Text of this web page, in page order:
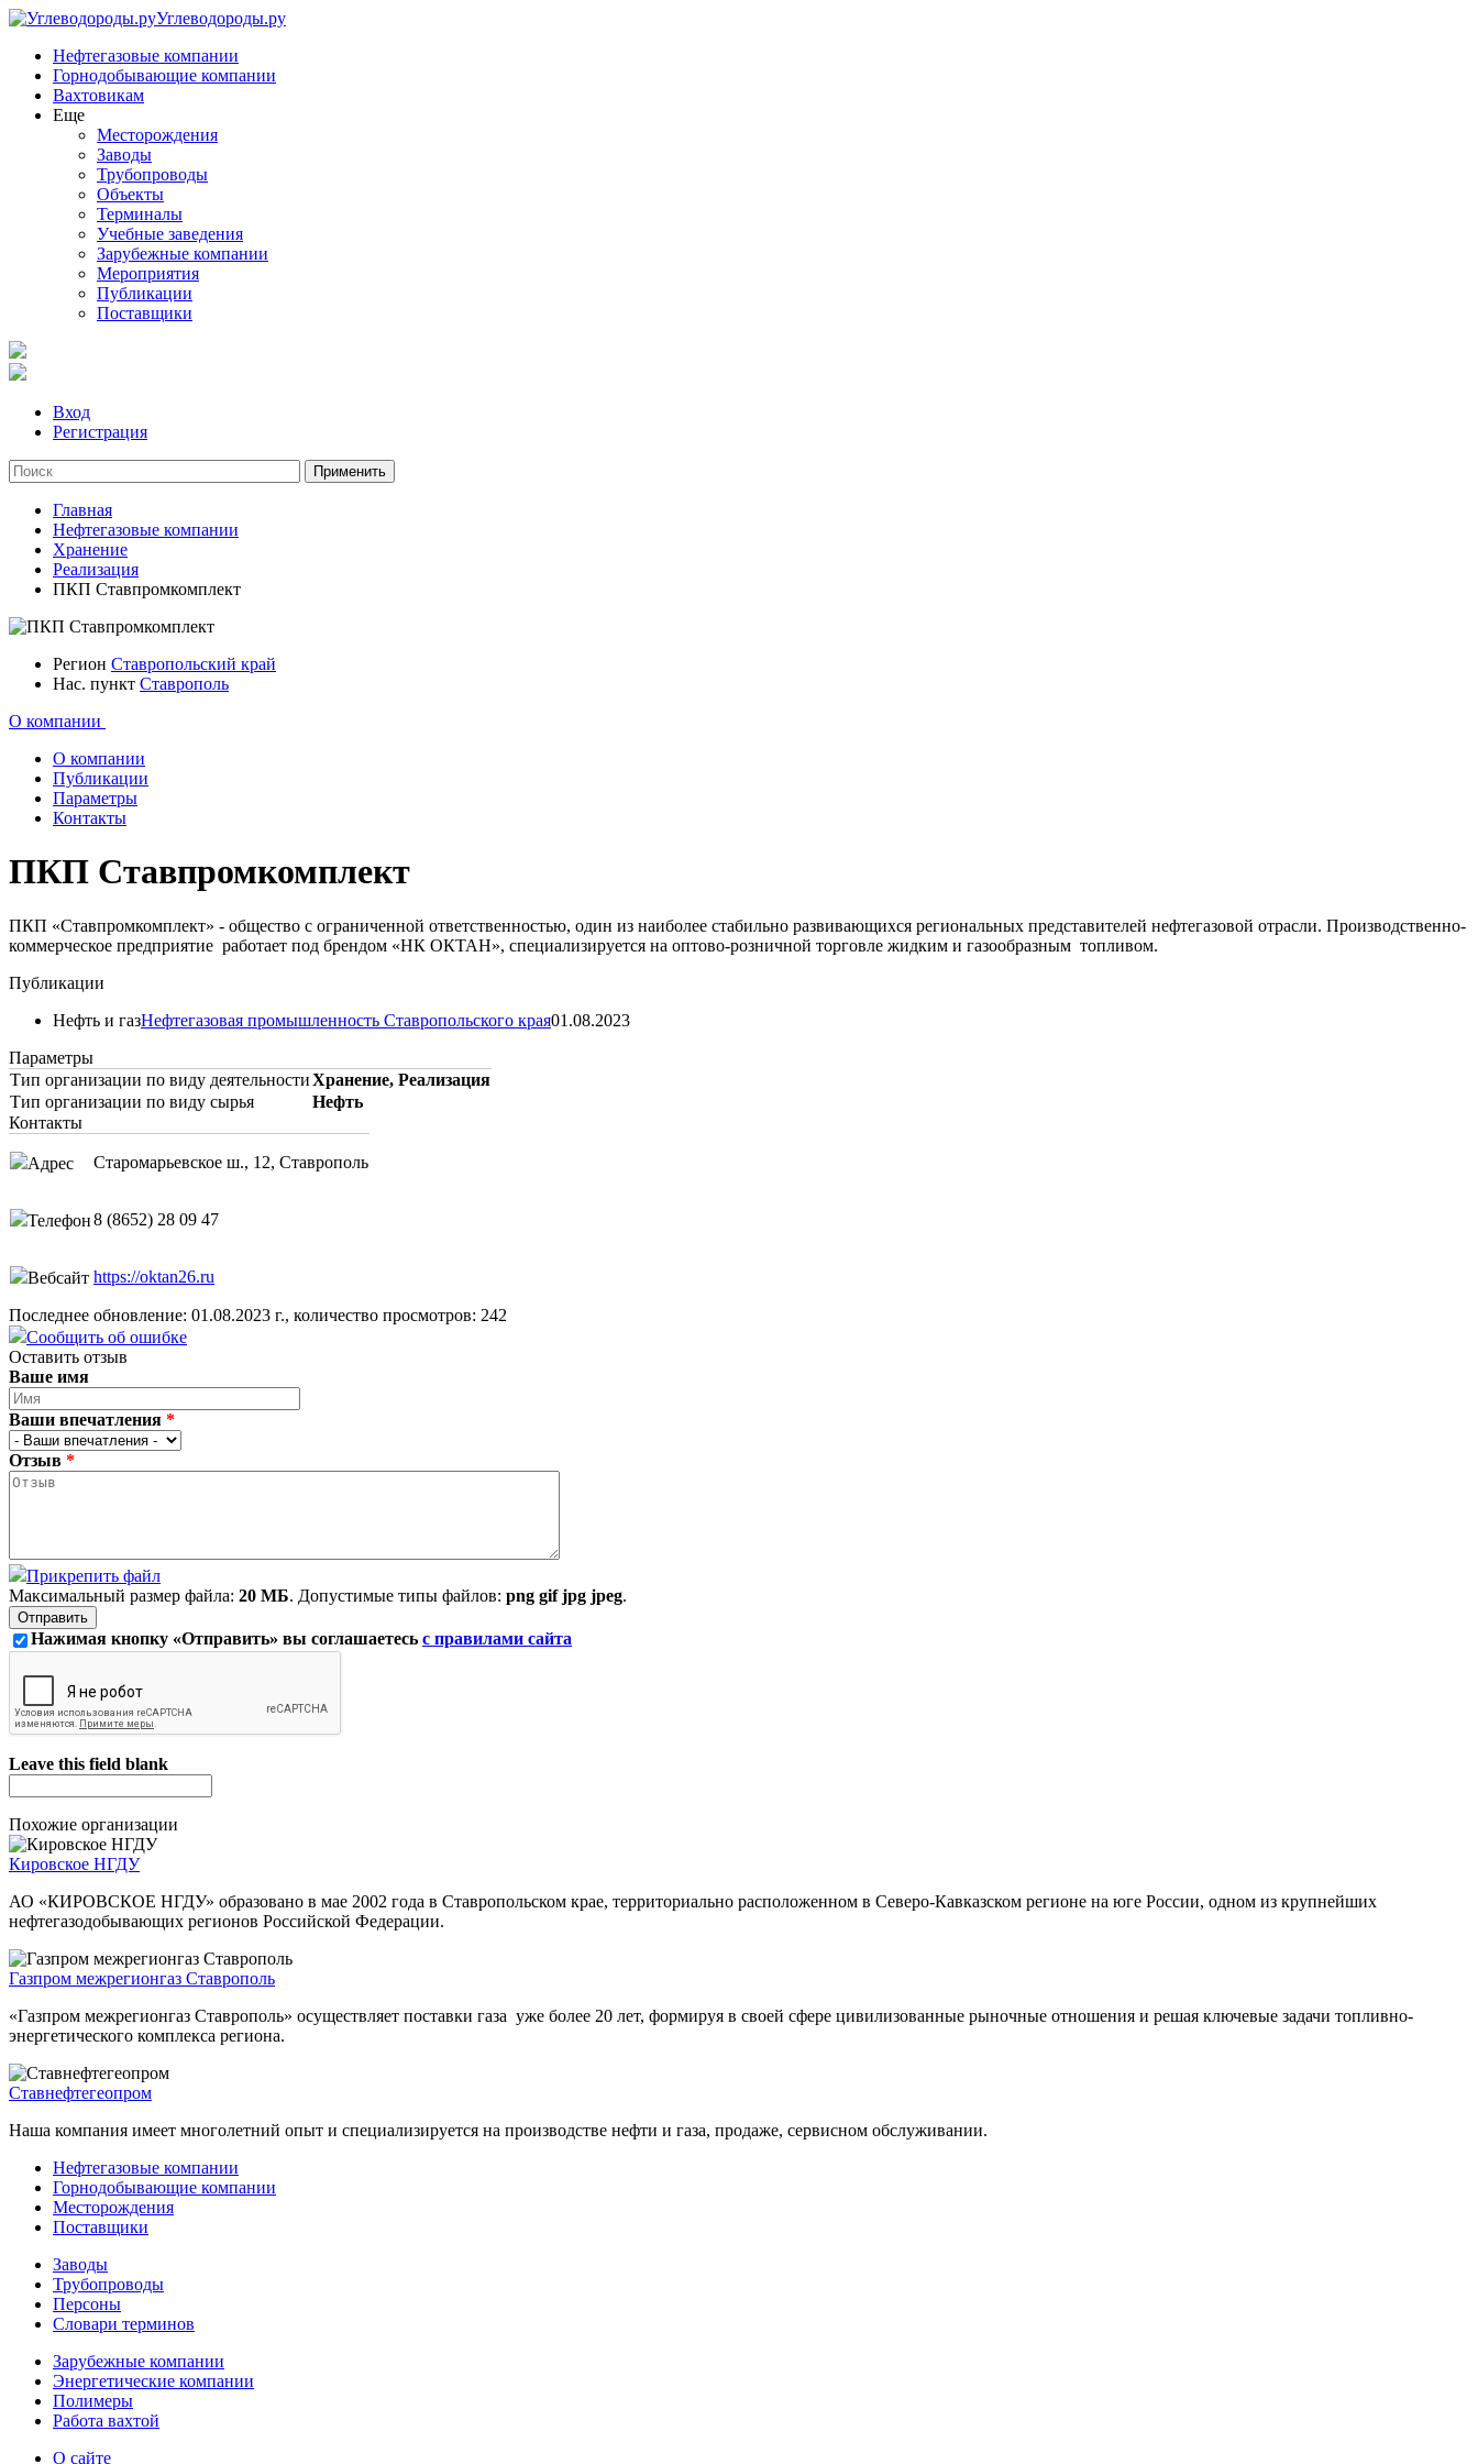
Углеводороды.ру
Нефтегазовые компании
Горнодобывающие компании
Вахтовикам
Еще
Месторождения
Заводы
Трубопроводы
Объекты
Терминалы
Учебные заведения
Зарубежные компании
Мероприятия
Публикации
Поставщики
Вход
Регистрация
Главная
Нефтегазовые компании
Хранение
Реализация
ПКП Ставпромкомплект
Регион Ставропольский край
Нас. пункт Ставрополь
О компании
О компании
Публикации
Параметры
Контакты
ПКП Ставпромкомплект
ПКП «Ставпромкомплект» - общество с ограниченной ответственностью, один из наиболее стабильно развивающихся региональных представителей нефтегазовой отрасли. Производственно-
коммерческое предприятие работает под брендом «НК ОКТАН», специализируется на оптово-розничной торговле жидким и газообразным топливом.
Публикации
Нефть и газНефтегазовая промышленность Ставропольского края01.08.2023
Параметры
Тип организации по виду деятельностиХранение, Реализация
Тип организации по виду сырья
Нефть
Контакты
Адрес Старомарьевское ш., 12, Ставрополь
Телефон8 (8652) 28 09 47
Вебсайт https://oktan26.ru
Последнее обновление: 01.08.2023 г., количество просмотров: 242
Сообщить об ошибке
Оставить отзыв
Ваше имя
Ваши впечатления *
Отзыв *
Прикрепить файл
Максимальный размер файла: 20 МБ. Допустимые типы файлов: png gif jpg jpeg.
Нажимая кнопку «Отправить» вы соглашаетесь с правилами сайта
Leave this field blank
Похожие организации
Кировское НГДУ
АО «КИРОВСКОЕ НГДУ» образовано в мае 2002 года в Ставропольском крае, территориально расположенном в Северо-Кавказском регионе на юге России, одном из крупнейших
нефтегазодобывающих регионов Российской Федерации.
Газпром межрегионгаз Ставрополь
«Газпром межрегионгаз Ставрополь» осуществляет поставки газа уже более 20 лет, формируя в своей сфере цивилизованные рыночные отношения и решая ключевые задачи топливно-
энергетического комплекса региона.
Ставнефтегеопром
Наша компания имеет многолетний опыт и специализируется на производстве нефти и газа, продаже, сервисном обслуживании.
Нефтегазовые компании
Горнодобывающие компании
Месторождения
Поставщики
Заводы
Трубопроводы
Персоны
Словари терминов
Зарубежные компании
Энергетические компании
Полимеры
Работа вахтой
О сайте